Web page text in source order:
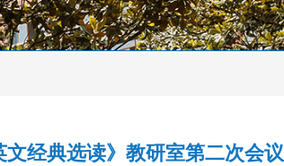
经典选读》教研室第二次会议